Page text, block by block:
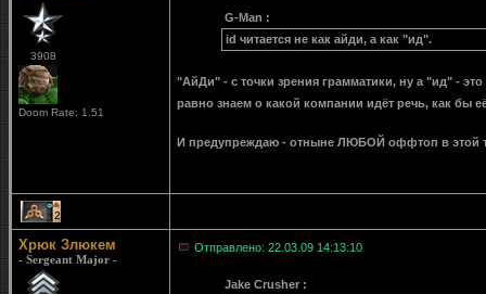
3908
Doom Rate: 1.51
G-Man :
id читается не как айди, а как "ид".
"АйДи" - с точки зрения грамматики, ну а "ид" -
равно знаем о какой компании идёт речь, как бы
И предупреждаю - отныне ЛЮБОЙ оффтоп в этой
2
Хрюк Злюкем
- Sergeant Major -
Отправлено: 22.03.09 14:13:10
Jake Crusher :